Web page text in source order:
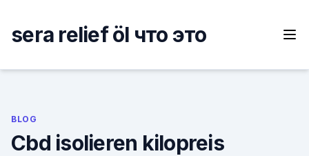
content
sera relief öl что это
BLOG
Cbd isolieren kilopreis